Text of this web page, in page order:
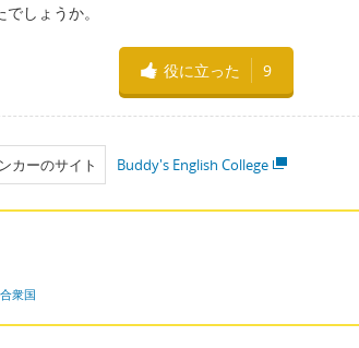
しょうか。
役に立った 9
カーのサイト Buddy's English College
衆国